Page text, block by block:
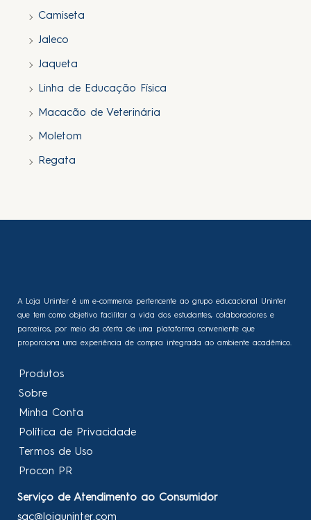
Camiseta
Jaleco
Jaqueta
Linha de Educação Física
Macacão de Veterinária
Moletom
Regata
A Loja Uninter é um e-commerce pertencente ao grupo educacional Uninter
que tem como objetivo facilitar a vida dos estudantes, colaboradores e
parceiros, por meio da oferta de uma plataforma conveniente que
proporciona uma experiência de compra integrada ao ambiente acadêmico.
Produtos
Sobre
Minha Conta
Política de Privacidade
Termos de Uso
Procon PR
Serviço de Atendimento ao Consumidor
sac@lojauninter.com